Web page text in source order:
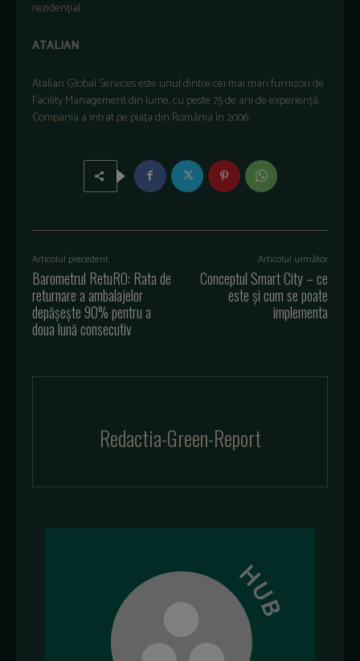
rezidențial.
ATALIAN
Atalian Global Services este unul dintre cei mai mari furnizori de
Facility Management din lume, cu peste 75 de ani de experiență.
Compania a intrat pe piața din România în 2006.
Articolul precedent
Barometrul RetuRO: Rata de
returnare a ambalajelor
depășește 90% pentru a
doua lună consecutiv
Articolul următor
Conceptul Smart City – ce
este și cum se poate
implementa
Redactia-Green-Report